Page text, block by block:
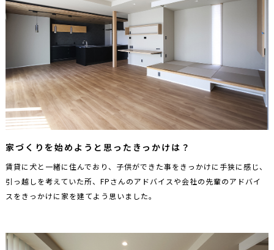
家づくりを始めようと思ったきっかけは？
賃貸に犬と一緒に住んでおり、子供ができた事をきっかけに手狭に感じ、
引っ越しを考えていた所、FPさんのアドバイスや会社の先輩のアドバイ
スをきっかけに家を建てよう思いました。